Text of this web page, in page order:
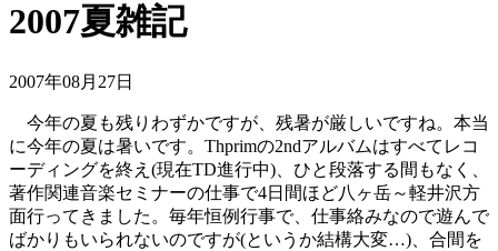
2007夏雑記
2007年08月27日
今年の夏も残りわずかですが、残暑が厳しいですね。本当
に今年の夏は暑いです。Thprimの2ndアルバムはすべてレコ
ーディングを終え(現在TD進行中)、ひと段落する間もなく、
著作関連音楽セミナーの仕事で4日間ほど八ヶ岳～軽井沢方
面行ってきました。毎年恒例行事で、仕事絡みなので遊んで
ばかりもいられないのですが(というか結構大変…)、合間を